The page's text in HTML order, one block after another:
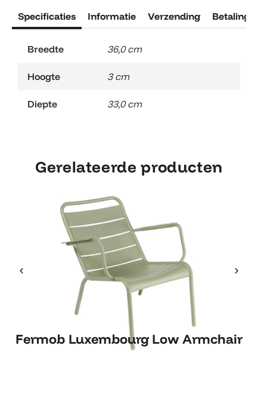
Specificaties Informatie Verzending Betaling
Breedte 36,0 cm
Hoogte 3 cm
Diepte 33,0 cm
Gerelateerde producten
Fermob Luxembourg Low Armchair
Fermob Luxembourg Low
Armchair